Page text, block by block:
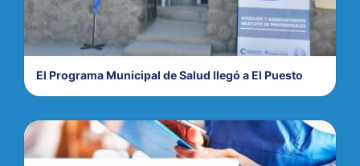
El Programa Municipal de Salud llegó a El Puesto